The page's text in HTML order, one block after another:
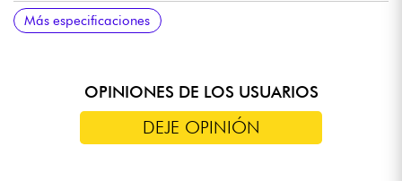
Pastillas de doble bobina Fender Player II Modified
Humbucker
Volumen Master
Tono maestro
Selector de pastillas de 5 posiciones
Vibrato de doble bloque Floyd Rose Special
Fender Standard Cast/Sealed clavijas de afinación
Cejuela de hueso sintético
Acabado brillante del cuerpo
Mástil satinado
Se vende con funda Fender
Calibres de cuerdas recomendados (afinación estándar): 9.42,
9.46
Más especificaciones
OPINIONES DE LOS USUARIOS
DEJE OPINIÓN